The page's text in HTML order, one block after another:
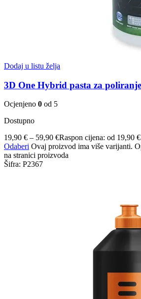
Dodaj u listu želja
3D One Hybrid pasta za poliranje
Ocjenjeno 0 od 5
Dostupno
19,90 € – 59,90 €Raspon cijena: od 19,90
Odaberi Ovaj proizvod ima više varijanti.
na stranici proizvoda
Šifra: P2367